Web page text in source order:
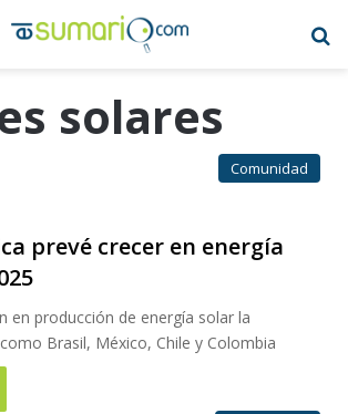
solares
Comunidad
prevé crecer en energía
en producción de energía solar la
Brasil, México, Chile y Colombia